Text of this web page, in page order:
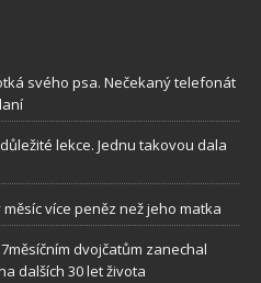
svého psa. Nečekaný telefonát
lekce. Jednu takovou dala
více peněz než jeho matka
dvojčatům zanechal
dalších 30 let života